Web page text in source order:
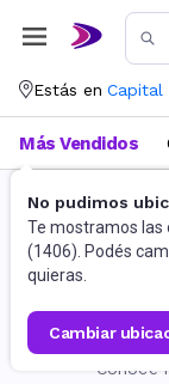
Estás en Capital
No pudimos
Te mostramos las
(1406). Podés
quieras.
cambiar
Más Vendidos
No
Conocé